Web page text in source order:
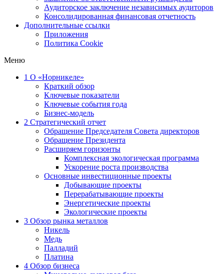
Аудиторское заключение независимых аудиторов
Консолидированная финансовая отчетность
Дополнительные ссылки
Приложения
Политика Cookie
Меню
1 О «Норникеле»
Краткий обзор
Ключевые показатели
Ключевые события года
Бизнес-модель
2 Стратегический отчет
Обращение Председателя Совета директоров
Обращение Президента
Расширяем горизонты
Комплексная экологическая программа
Ускорение роста производства
Основные инвестиционные проекты
Добывающие проекты
Перерабатывающие проекты
Энергетические проекты
Экологические проекты
3 Обзор рынка металлов
Никель
Медь
Палладий
Платина
4 Обзор бизнеса